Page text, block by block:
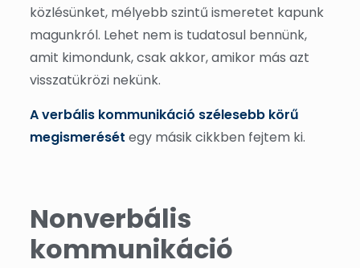
közlésünket, mélyebb szintű ismeretet kapunk
magunkról. Lehet nem is tudatosul bennünk,
amit kimondunk, csak akkor, amikor más azt
visszatükrözi nekünk.
A verbális kommunikáció szélesebb körű
megismerését egy másik cikkben fejtem ki.
Nonverbális
kommunikáció